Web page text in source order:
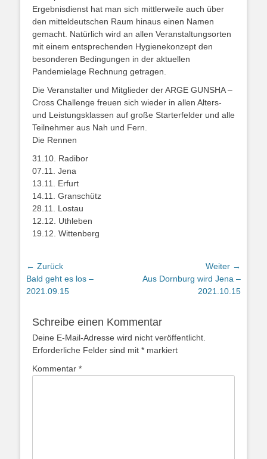
Ergebnisdienst hat man sich mittlerweile auch über
den mitteldeutschen Raum hinaus einen Namen
gemacht. Natürlich wird an allen Veranstaltungsorten
mit einem entsprechenden Hygienekonzept den
besonderen Bedingungen in der aktuellen
Pandemielage Rechnung getragen.
Die Veranstalter und Mitglieder der ARGE GUNSHA –
Cross Challenge freuen sich wieder in allen Alters-
und Leistungsklassen auf große Starterfelder und alle
Teilnehmer aus Nah und Fern.
Die Rennen
31.10. Radibor
07.11. Jena
13.11. Erfurt
14.11. Granschütz
28.11. Lostau
12.12. Uthleben
19.12. Wittenberg
← Zurück
Vorhergehender
Beitrag:
Bald geht es los –
2021.09.15
Weiter →
Nächster
Aus Dornburg wird Jena –
2021.10.15
Schreibe einen Kommentar
Deine E-Mail-Adresse wird nicht veröffentlicht.
Erforderliche Felder sind mit * markiert
Kommentar *